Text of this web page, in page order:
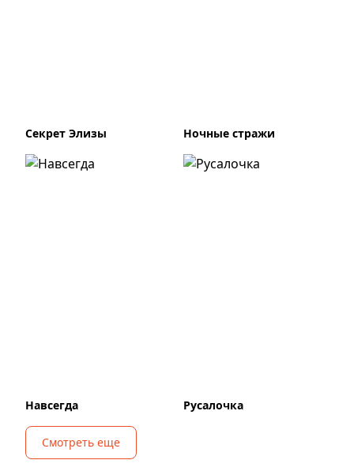
Секрет Элизы Ночные стражи
Навсегда Русалочка
Смотреть еще